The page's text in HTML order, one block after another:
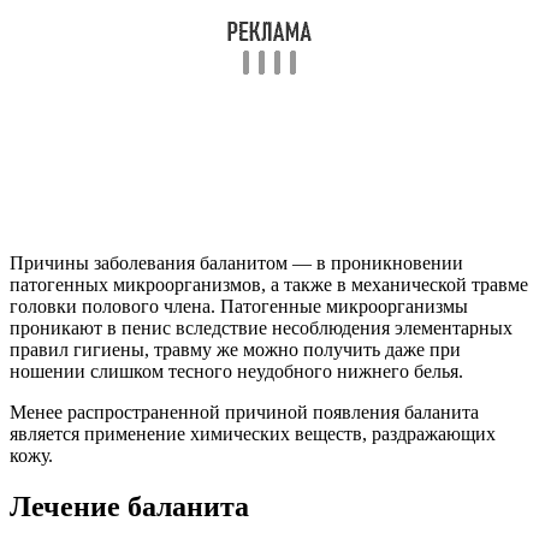
Причины заболевания баланитом — в проникновении
патогенных микроорганизмов, а также в механической травме
головки полового члена. Патогенные микроорганизмы
проникают в пенис вследствие несоблюдения элементарных
правил гигиены, травму же можно получить даже при
ношении слишком тесного неудобного нижнего белья.
Менее распространенной причиной появления баланита
является применение химических веществ, раздражающих
кожу.
Лечение баланита